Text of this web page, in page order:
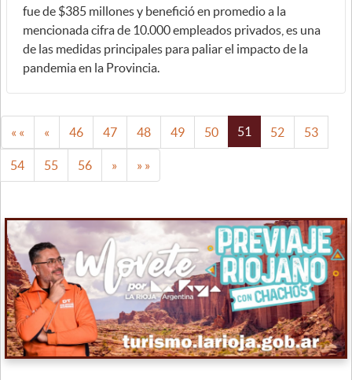
fue de $385 millones y benefició en promedio a la
mencionada cifra de 10.000 empleados privados, es una
de las medidas principales para paliar el impacto de la
pandemia en la Provincia.
« « « 46 47 48 49 50 51 52 53
54 55 56 » » »